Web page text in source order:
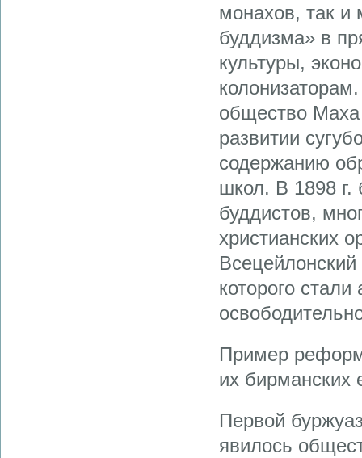
монахов, так и
буддизма» в
культуры,
общество Маха
развитии
содержанию
школ. В 1898
буддистов,
христианских
которого
Пример
их бирманских
Первой
явилось